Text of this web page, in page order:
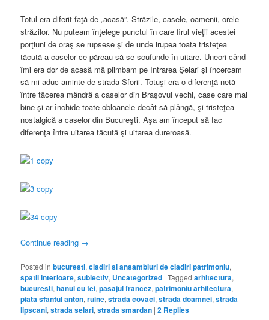
Totul era diferit faţă de „acasă”. Străzile, casele, oamenii, orele
străzilor. Nu puteam înţelege punctul în care firul vieţii acestei
porţiuni de oraş se rupsese şi de unde irupea toata tristeţea
tăcută a caselor ce păreau să se scufunde în uitare. Uneori când
îmi era dor de acasă mă plimbam pe Intrarea Şelari şi încercam
să-mi aduc aminte de strada Sforii. Totuşi era o diferenţă netă
între tăcerea mândră a caselor din Braşovul vechi, case care mai
bine şi-ar închide toate obloanele decât să plângă, şi tristeţea
nostalgică a caselor din Bucureşti. Aşa am început să fac
diferenţa între uitarea tăcută şi uitarea dureroasă.
Continue reading →
Posted in bucuresti,cladiri si ansambluri de cladiri patrimoniu,
spatii interioare,subiectiv, Uncategorized |Tagged arhitectura,
bucuresti,hanul cu tei,pasajul francez,patrimoniu arhitectura,
piata sfantul anton,ruine,strada covaci,strada doamnei,strada
lipscani,strada selari,strada smardan |2 Replies